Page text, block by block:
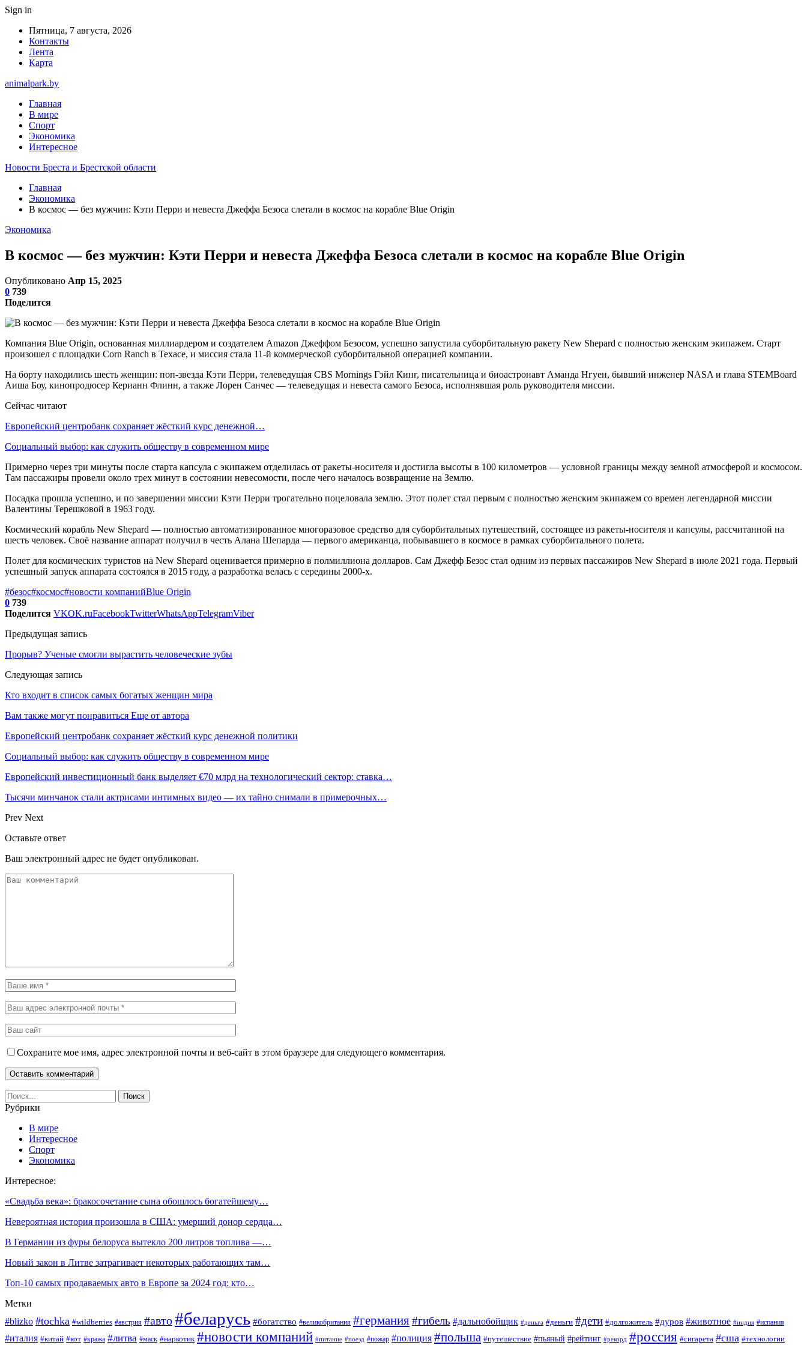
Sign in
Пятница, 7 августа, 2026
Контакты
Лента
Карта
animalpark.by
Главная
В мире
Спорт
Экономика
Интересное
Новости Бреста и Брестской области
Главная
Экономика
В космос — без мужчин: Кэти Перри и невеста Джеффа Безоса слетали в космос на корабле Blue Origin
Экономика
В космос — без мужчин: Кэти Перри и невеста Джеффа Безоса слетали в космос на корабле Blue Origin
Опубликовано Апр 15, 2025
0 739
Поделится
Компания Blue Origin, основанная миллиардером и создателем Amazon Джеффом Безосом, успешно запустила суборбитальную ракету New Shepard с полностью женским экипажем. Старт
произошел с площадки Corn Ranch в Техасе, и миссия стала 11-й коммерческой суборбитальной операцией компании.
На борту находились шесть женщин: поп-звезда Кэти Перри, телеведущая CBS Mornings Гэйл Кинг, писательница и биоастронавт Аманда Нгуен, бывший инженер NASA и глава STEMBoard
Аиша Боу, кинопродюсер Керианн Флинн, а также Лорен Санчес — телеведущая и невеста самого Безоса, исполнявшая роль руководителя миссии.
Сейчас читают
Европейский центробанк сохраняет жёсткий курс денежной…
Социальный выбор: как служить обществу в современном мире
Примерно через три минуты после старта капсула с экипажем отделилась от ракеты-носителя и достигла высоты в 100 километров — условной границы между земной атмосферой и космосом.
Там пассажиры провели около трех минут в состоянии невесомости, после чего началось возвращение на Землю.
Посадка прошла успешно, и по завершении миссии Кэти Перри трогательно поцеловала землю. Этот полет стал первым с полностью женским экипажем со времен легендарной миссии
Валентины Терешковой в 1963 году.
Космический корабль New Shepard — полностью автоматизированное многоразовое средство для суборбитальных путешествий, состоящее из ракеты-носителя и капсулы, рассчитанной на
шесть человек. Своё название аппарат получил в честь Алана Шепарда — первого американца, побывавшего в космосе в рамках суборбитального полета.
Полет для космических туристов на New Shepard оценивается примерно в полмиллиона долларов. Сам Джефф Безос стал одним из первых пассажиров New Shepard в июле 2021 года. Первый
успешный запуск аппарата состоялся в 2015 году, а разработка велась с середины 2000-х.
#безос#космос#новости компанийBlue Origin
0 739
Поделится VKOK.ruFacebookTwitterWhatsAppTelegramViber
Предыдущая запись
Прорыв? Ученые смогли вырастить человеческие зубы
Следующая запись
Кто входит в список самых богатых женщин мира
Вам также могут понравиться Еще от автора
Европейский центробанк сохраняет жёсткий курс денежной политики
Социальный выбор: как служить обществу в современном мире
Европейский инвестиционный банк выделяет €70 млрд на технологический сектор: ставка…
Тысячи минчанок стали актрисами интимных видео — их тайно снимали в примерочных…
Prev Next
Оставьте ответ
Ваш электронный адрес не будет опубликован.
Сохраните мое имя, адрес электронной почты и веб-сайт в этом браузере для следующего комментария.
Рубрики
В мире
Интересное
Спорт
Экономика
Интересное:
«Свадьба века»: бракосочетание сына обошлось богатейшему…
Невероятная история произошла в США: умерший донор сердца…
В Германии из фуры белоруса вытекло 200 литров топлива —…
Новый закон в Литве затрагивает некоторых работающих там…
Топ-10 самых продаваемых авто в Европе за 2024 год: кто…
Метки
#blizko #tochka #wildberries #австрия #авто#беларусь #богатство #великобритания #германия#гибель #дальнобойщик #деньга #деньги #дети #долгожитель #дуров #животное #индия #испания
#италия #китай #кот #кража #литва #маск #наркотик #новости компаний #питание #поезд #пожар #полиция #польша #путешествие #пьяный #рейтинг #рекорд #россия #сигарета #сша #технологии